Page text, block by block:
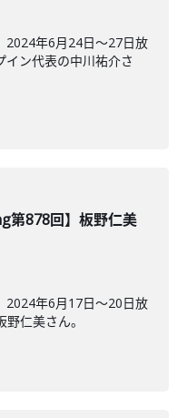
2024年6月24日〜27日放
ン代表の中川祐介さ
第878回】板野仁美
2024年6月17日〜20日放
仁美さん。